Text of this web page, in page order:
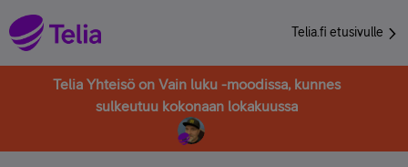
Telia.fi etusivulle
Telia Yhteisö on Vain luku -moodissa, kunnes
sulkeutuu kokonaan lokakuussa